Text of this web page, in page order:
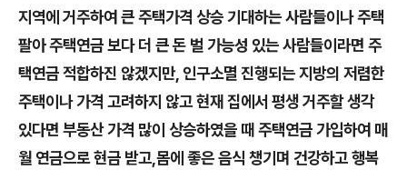
지역에 거주하여 큰 주택가격 상승 기대하는 사람들이나 주택
팔아 주택연금 보다 더 큰 돈 벌 가능성 있는 사람들이라면 주
택연금 적합하진 않겠지만, 인구소멸 진행되는 지방의 저렴한
주택이나 가격 고려하지 않고 현재 집에서 평생 거주할 생각
있다면 부동산 가격 많이 상승하였을 때 주택연금 가입하여 매
월 연금으로 현금 받고,몸에 좋은 음식 챙기며 건강하고 행복